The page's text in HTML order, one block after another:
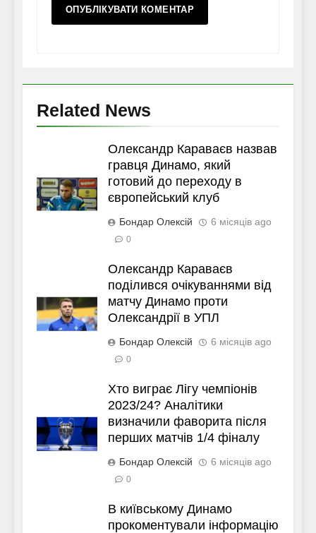
Related News
Олександр Караваєв назвав
гравця Динамо, який
готовий до переходу в
європейський клуб
Бондар Олексій 6 місяців ago
0
Олександр Караваєв
поділився очікуваннями від
матчу Динамо проти
Олександрії в УПЛ
Бондар Олексій 6 місяців ago
0
Хто виграє Лігу чемпіонів
2023/24? Аналітики
визначили фаворита після
перших матчів 1/4 фіналу
Бондар Олексій 6 місяців ago
0
В київському Динамо
прокоментували інформацію